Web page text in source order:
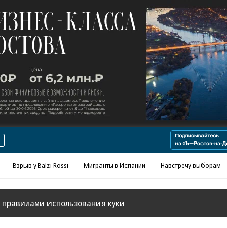
Реклама в «Ъ» www.kommersant.ru/ad
Взрыв у Balzi Rossi Мигранты в Испании Навстречу выборам
правилами использования куки